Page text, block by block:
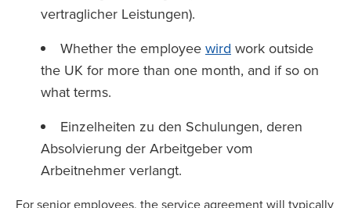
vertraglicher Leistungen).
Whether the employee wird work outside
the UK for more than one month, and if so on
what terms.
Einzelheiten zu den Schulungen, deren
Absolvierung der Arbeitgeber vom
Arbeitnehmer verlangt.
For senior employees, the service agreement will typically